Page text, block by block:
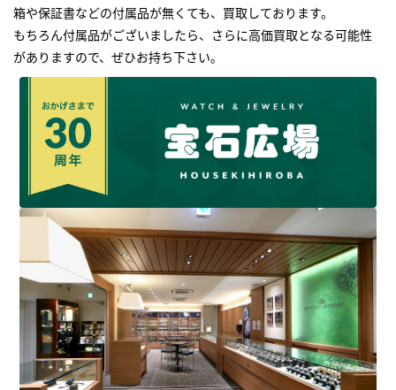
箱や保証書などの付属品が無くても、買取しております。
もちろん付属品がございましたら、さらに高価買取となる可能性
がありますので、ぜひお持ち下さい｡